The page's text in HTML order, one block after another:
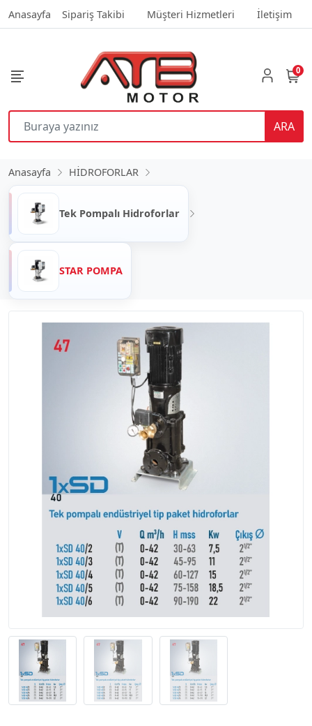
Anasayfa Sipariş Takibi Müşteri Hizmetleri İletişim
ARA
0
Anasayfa HİDROFORLAR
Tek Pompalı Hidroforlar
STAR POMPA